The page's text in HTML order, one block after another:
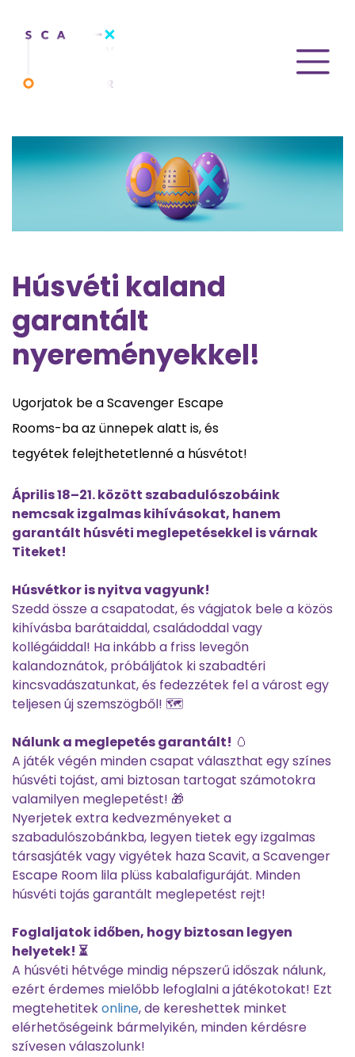
Húsvéti kaland
garantált
nyereményekkel!
Ugorjatok be a Scavenger Escape
Rooms-ba az ünnepek alatt is, és
tegyétek felejthetetlenné a húsvétot!
Április 18–21. között szabadulószobáink
nemcsak izgalmas kihívásokat, hanem
garantált húsvéti meglepetésekkel is várnak
Titeket!
Húsvétkor is nyitva vagyunk!
Szedd össze a csapatodat, és vágjatok bele a közös
kihívásba barátaiddal, családoddal vagy
kollégáiddal! Ha inkább a friss levegőn
kalandoznátok, próbáljátok ki szabadtéri
kincsvadászatunkat, és fedezzétek fel a várost egy
teljesen új szemszögből! 🗺️
Nálunk a meglepetés garantált! 🥚
A játék végén minden csapat választhat egy színes
húsvéti tojást, ami biztosan tartogat számotokra
valamilyen meglepetést! 🎁
Nyerjetek extra kedvezményeket a
szabadulószobánkba, legyen tietek egy izgalmas
társasjáték vagy vigyétek haza Scavit, a Scavenger
Escape Room lila plüss kabalafiguráját. Minden
húsvéti tojás garantált meglepetést rejt!
Foglaljatok időben, hogy biztosan legyen
helyetek! ⏳
A húsvéti hétvége mindig népszerű időszak nálunk,
ezért érdemes mielőbb lefoglalni a játékotokat! Ezt
megtehetitekonline, de kereshettek minket
elérhetőségeink bármelyikén, minden kérdésre
szívesen válaszolunk!